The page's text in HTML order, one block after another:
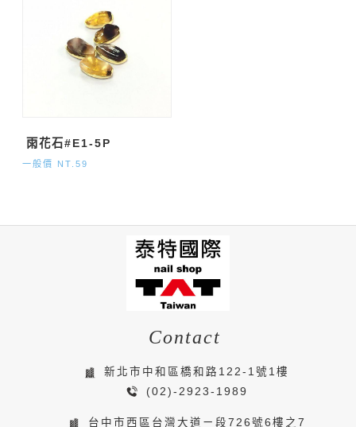
雨花石#E1-5P
一般價 NT.59
Contact
新北市中和區橋和路122-1號1樓
(02)-2923-1989
台中市西區台灣大道ㄧ段726號6樓之7